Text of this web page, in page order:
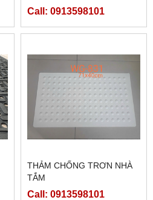
LÁ; SỌC DỌC; CARO
Call: 0913598101
THẢM CHỐNG TRƠN NHÀ
TẮM
Call: 0913598101